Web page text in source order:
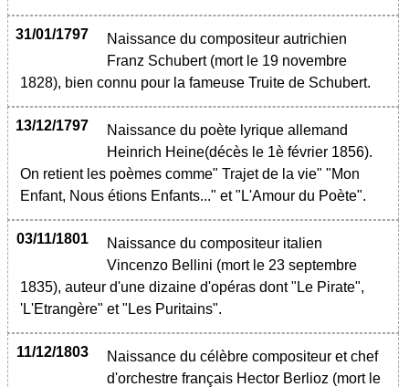
31/01/1797
Naissance du compositeur autrichien
Franz Schubert (mort le 19 novembre
1828), bien connu pour la fameuse Truite de Schubert.
13/12/1797
Naissance du poète lyrique allemand
Heinrich Heine(décès le 1è février 1856).
On retient les poèmes comme" Trajet de la vie" "Mon
Enfant, Nous étions Enfants..." et "L'Amour du Poète".
03/11/1801
Naissance du compositeur italien
Vincenzo Bellini (mort le 23 septembre
1835), auteur d'une dizaine d'opéras dont "Le Pirate",
'L'Etrangère" et "Les Puritains".
11/12/1803
Naissance du célèbre compositeur et chef
d'orchestre français Hector Berlioz (mort le